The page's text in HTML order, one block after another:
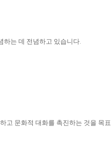
는 데 전념하고 있습니다.
문화적 대화를 촉진하는 것을 목